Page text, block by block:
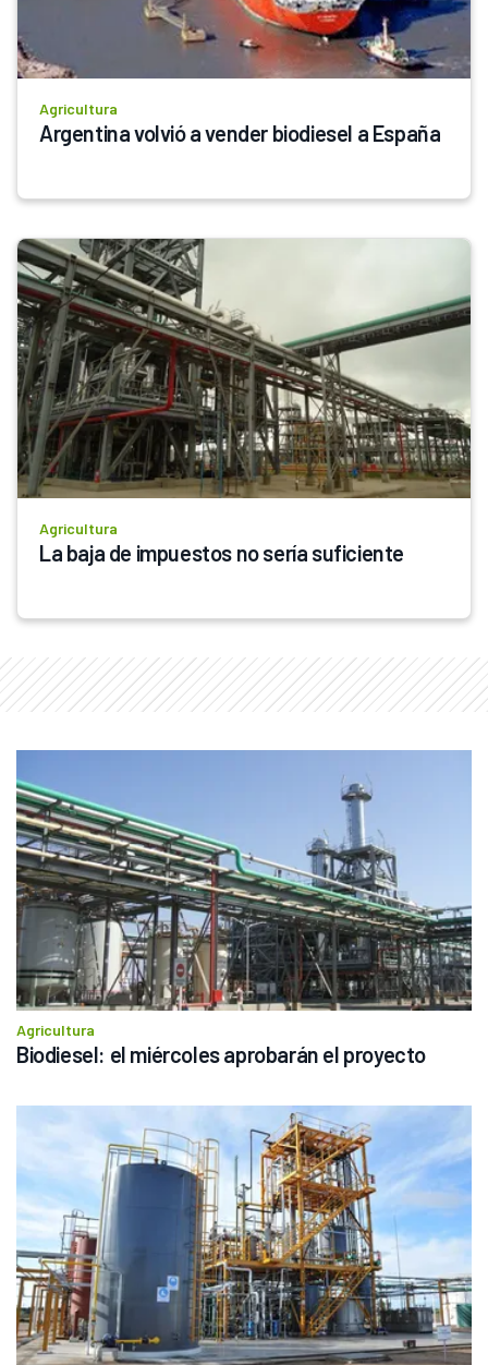
Agricultura
Argentina volvió a vender biodiesel a España
Agricultura
La baja de impuestos no sería suficiente
Agricultura
Biodiesel: el miércoles aprobarán el proyecto